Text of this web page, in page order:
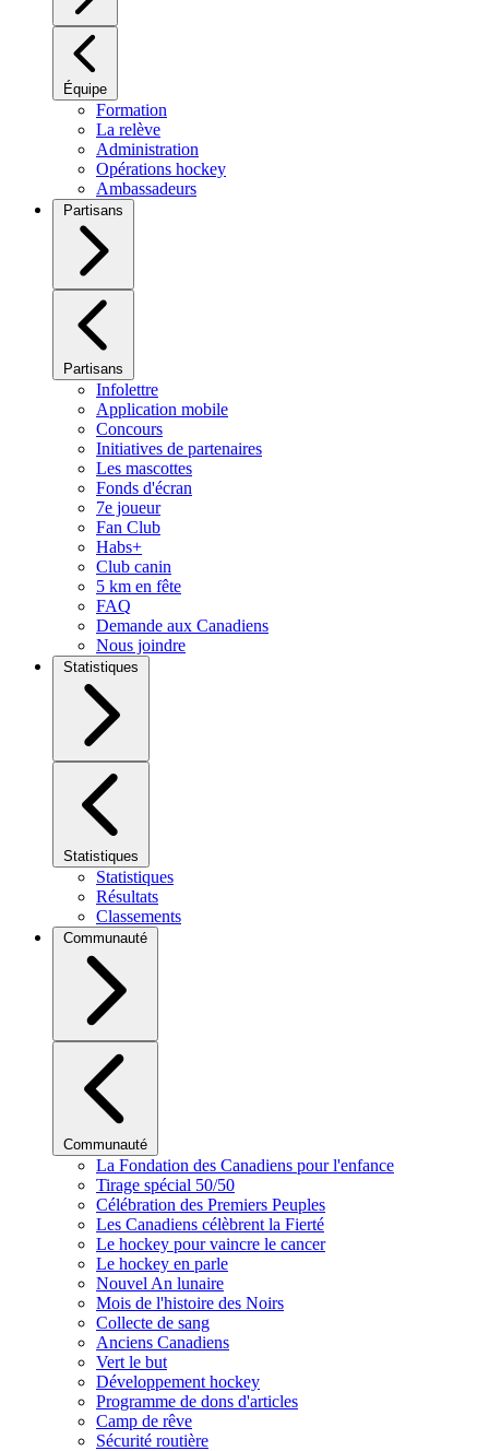
Équipe
Formation
La relève
Administration
Opérations hockey
Ambassadeurs
Partisans
Partisans
Infolettre
Application mobile
Concours
Initiatives de partenaires
Les mascottes
Fonds d'écran
7e joueur
Fan Club
Habs+
Club canin
5 km en fête
FAQ
Demande aux Canadiens
Nous joindre
Statistiques
Statistiques
Statistiques
Résultats
Classements
Communauté
Communauté
La Fondation des Canadiens pour l'enfance
Tirage spécial 50/50
Célébration des Premiers Peuples
Les Canadiens célèbrent la Fierté
Le hockey pour vaincre le cancer
Le hockey en parle
Nouvel An lunaire
Mois de l'histoire des Noirs
Collecte de sang
Anciens Canadiens
Vert le but
Développement hockey
Programme de dons d'articles
Camp de rêve
Sécurité routière